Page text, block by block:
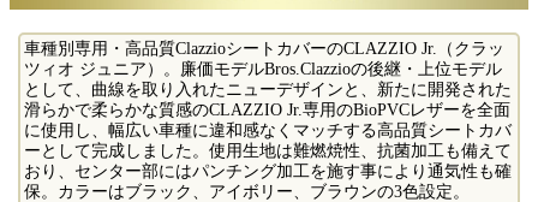
車種別専用・高品質ClazzioシートカバーのCLAZZIO Jr.（クラッ
ツィオ ジュニア）。廉価モデルBros.Clazzioの後継・上位モデル
として、曲線を取り入れたニューデザインと、新たに開発された
滑らかで柔らかな質感のCLAZZIO Jr.専用のBioPVCレザーを全面
に使用し、幅広い車種に違和感なくマッチする高品質シートカバ
ーとして完成しました。使用生地は難燃焼性、抗菌加工も備えて
おり、センター部にはパンチング加工を施す事により通気性も確
保。カラーはブラック、アイボリー、ブラウンの3色設定。